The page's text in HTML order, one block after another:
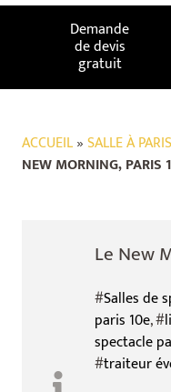
Demande
de devis
gratuit
ACCUEIL»SALLE À PARIS
NEW MORNING, PARIS
Le New
#Salles de
paris 10e, #
spectacle
#traiteur